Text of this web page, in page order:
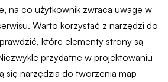
na co użytkownik zwraca uwagę w
Warto korzystać z narzędzi do
które elementy strony są
przydatne w projektowaniu
się narzędzia do tworzenia map